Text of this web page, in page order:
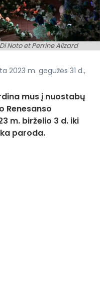
Noto et Perrine Alizard
2023 m. gegužės 31 d.,
mus į nuostabų
Renesanso
m. birželio 3 d. iki
paroda.